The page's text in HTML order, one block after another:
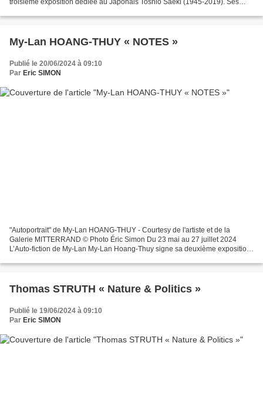
My-Lan HOANG-THUY « NOTES »
Publié le 20/06/2024 à 09:10
Par Eric SIMON
"Autoportrait" de My-Lan HOANG-THUY - Courtesy de l'artiste et de la
Galerie MITTERRAND © Photo Éric Simon Du 23 mai au 27 juillet 2024
L’Auto-fiction de My-Lan My-Lan Hoang-Thuy signe sa deuxième exposition
Thomas STRUTH « Nature & Politics »
Publié le 19/06/2024 à 09:10
Par Eric SIMON